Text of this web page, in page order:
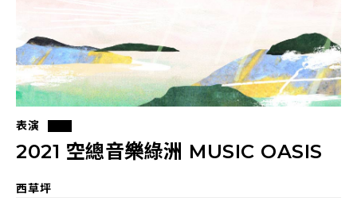
表演
2021 空總音樂綠洲 MUSIC OASIS
西草坪